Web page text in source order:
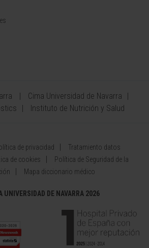
Cima Universidad de Navarra
Instituto de Nutrición y Salud
de privacidad
Tratamiento datos
de cookies
Política de Seguridad de la
Mapa diccionario médico
UNIVERSIDAD DE NAVARRA 2026